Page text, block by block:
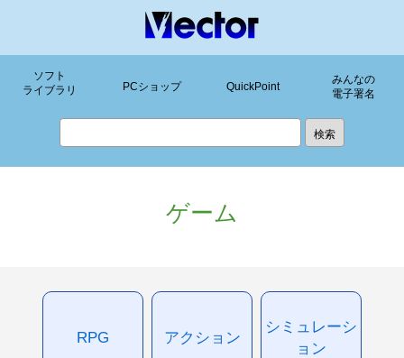
ソフト
ライブラリ
PCショップ QuickPoint
みんなの
電子署名
ゲーム
RPG アクション
シミュレーシ
ョン